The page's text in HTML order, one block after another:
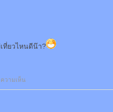
ที่ยวไหนดีน๊า?
ความเห็น